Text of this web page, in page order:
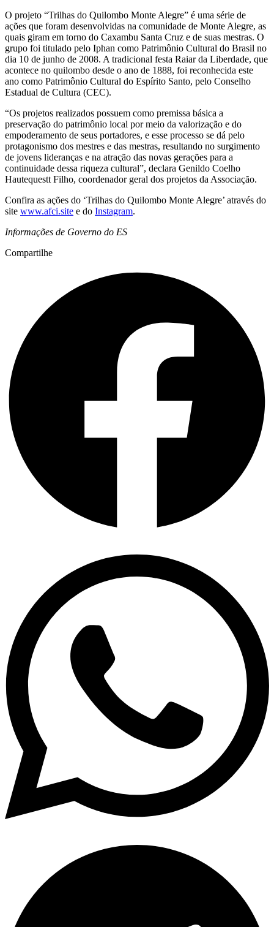
O projeto “Trilhas do Quilombo Monte Alegre” é uma série de
ações que foram desenvolvidas na comunidade de Monte Alegre, as
quais giram em torno do Caxambu Santa Cruz e de suas mestras. O
grupo foi titulado pelo Iphan como Patrimônio Cultural do Brasil no
dia 10 de junho de 2008. A tradicional festa Raiar da Liberdade, que
acontece no quilombo desde o ano de 1888, foi reconhecida este
ano como Patrimônio Cultural do Espírito Santo, pelo Conselho
Estadual de Cultura (CEC).
“Os projetos realizados possuem como premissa básica a
preservação do patrimônio local por meio da valorização e do
empoderamento de seus portadores, e esse processo se dá pelo
protagonismo dos mestres e das mestras, resultando no surgimento
de jovens lideranças e na atração das novas gerações para a
continuidade dessa riqueza cultural”, declara Genildo Coelho
Hautequestt Filho, coordenador geral dos projetos da Associação.
Confira as ações do ‘Trilhas do Quilombo Monte Alegre’ através do
site www.afci.site e do Instagram.
Informações de Governo do ES
Compartilhe